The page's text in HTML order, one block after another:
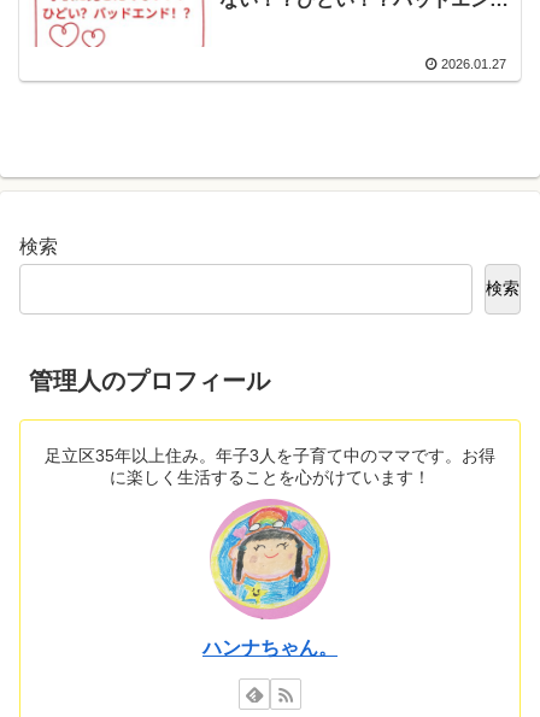
2026.01.27
検索
検索
管理人のプロフィール
足立区35年以上住み。年子3人を子育て中のママです。お得
に楽しく生活することを心がけています！
ハンナちゃん。